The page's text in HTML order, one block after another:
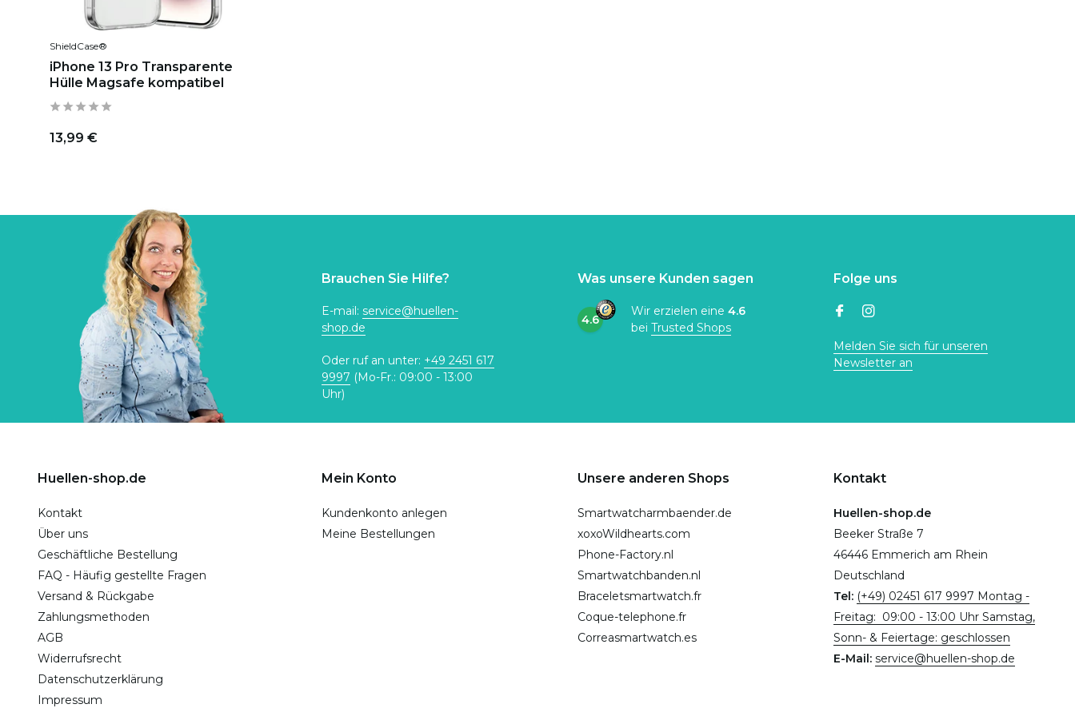
ShieldCase®
iPhone 13 Pro Transparente
Hülle Magsafe kompatibel
13,99 €
Brauchen Sie Hilfe?
E-mail: service@huellen-
shop.de
Oder ruf an unter: +49 2451 617
9997 (Mo-Fr.: 09:00 - 13:00
Uhr)
Was unsere Kunden sagen
4.6
Wir erzielen eine 4.6
bei Trusted Shops
Folge uns
Melden Sie sich für unseren
Newsletter an
Huellen-shop.de
Kontakt
Über uns
Geschäftliche Bestellung
FAQ - Häufig gestellte Fragen
Versand & Rückgabe
Zahlungsmethoden
AGB
Widerrufsrecht
Datenschutzerklärung
Impressum
Mein Konto
Kundenkonto anlegen
Meine Bestellungen
Unsere anderen Shops
Smartwatcharmbaender.de
xoxoWildhearts.com
Phone-Factory.nl
Smartwatchbanden.nl
Braceletsmartwatch.fr
Coque-telephone.fr
Correasmartwatch.es
Kontakt
Huellen-shop.de
Beeker Straße 7
46446 Emmerich am Rhein
Deutschland
Tel: (+49) 02451 617 9997 Montag -
Freitag: 09:00 - 13:00 Uhr Samstag,
Sonn- & Feiertage: geschlossen
E-Mail: service@huellen-shop.de